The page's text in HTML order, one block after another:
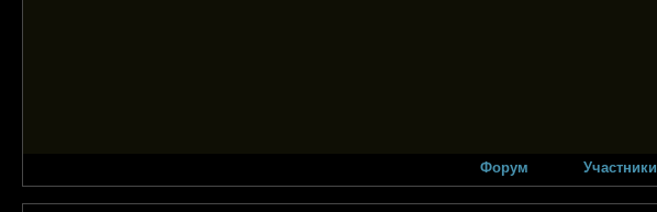
Форум Участники